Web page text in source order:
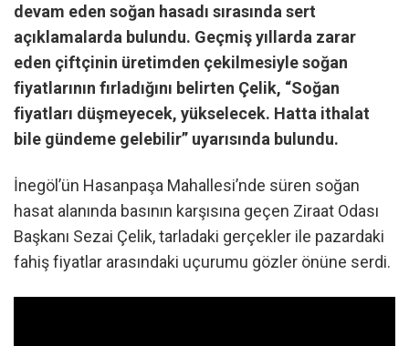
devam eden soğan hasadı sırasında sert
açıklamalarda bulundu. Geçmiş yıllarda zarar
eden çiftçinin üretimden çekilmesiyle soğan
fiyatlarının fırladığını belirten Çelik, “Soğan
fiyatları düşmeyecek, yükselecek. Hatta ithalat
bile gündeme gelebilir” uyarısında bulundu.
İnegöl’ün Hasanpaşa Mahallesi’nde süren soğan
hasat alanında basının karşısına geçen Ziraat Odası
Başkanı Sezai Çelik, tarladaki gerçekler ile pazardaki
fahiş fiyatlar arasındaki uçurumu gözler önüne serdi.